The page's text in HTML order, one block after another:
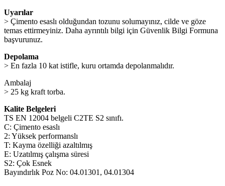
Uyarılar
> Çimento esaslı olduğundan tozunu solumayınız, cilde ve göze
temas ettirmeyiniz. Daha ayrıntılı bilgi için Güvenlik Bilgi Formuna
başvurunuz.
Depolama
> En fazla 10 kat istifle, kuru ortamda depolanmalıdır.
Ambalaj
> 25 kg kraft torba.
Kalite Belgeleri
TS EN 12004 belgeli C2TE S2 sınıfı.
C: Çimento esaslı
2: Yüksek performanslı
T: Kayma özelliği azaltılmış
E: Uzatılmış çalışma süresi
S2: Çok Esnek
Bayındırlık Poz No: 04.01301, 04.01304